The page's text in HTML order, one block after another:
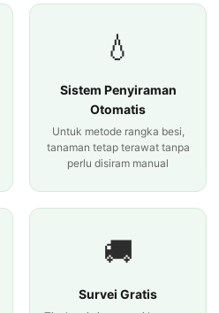
💧
Sistem Penyiraman
Otomatis
Untuk metode rangka besi,
tanaman tetap terawat tanpa
perlu disiram manual
🚚
Survei Gratis